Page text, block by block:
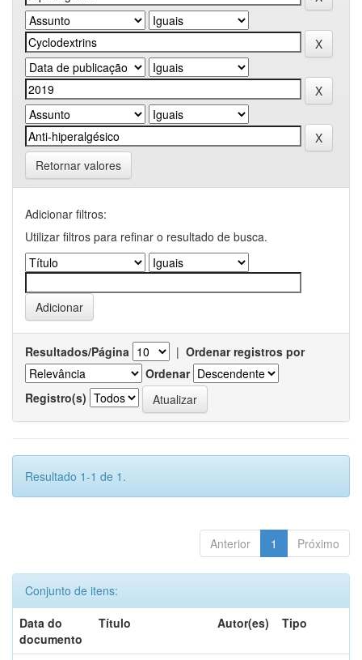
Retornar valores
Adicionar filtros:
Utilizar filtros para refinar o resultado de busca.
Resultados/Página | Ordenar registros por
Ordenar
Registro(s)
Resultado 1-1 de 1.
Anterior 1 Próximo
Conjunto de itens:
Data do
documento
Título Autor(es) Tipo